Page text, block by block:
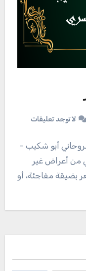
لا توجد تعليقات
أبو شكيب –
من أعراض غير
بضيقة مفاجئة، أو